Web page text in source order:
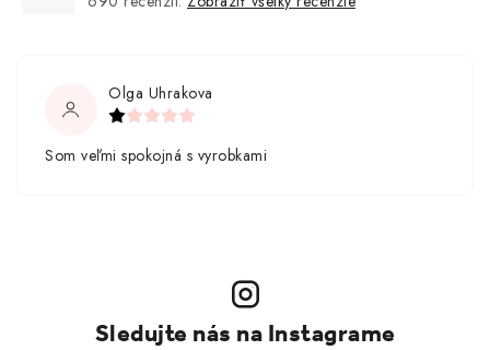
Olga Uhrakova
Som veľmi spokojná s vyrobkami
Sledujte nás na Instagrame